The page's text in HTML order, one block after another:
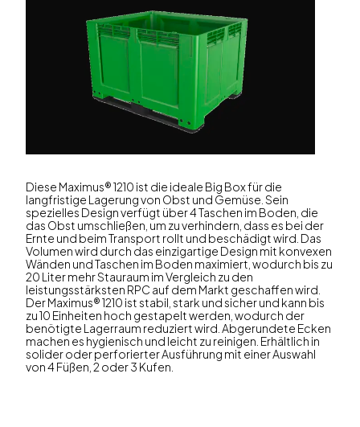
Diese Maximus® 1210 ist die ideale Big Box für die
langfristige Lagerung von Obst und Gemüse. Sein
spezielles Design verfügt über 4 Taschen im Boden, die
das Obst umschließen, um zu verhindern, dass es bei der
Ernte und beim Transport rollt und beschädigt wird. Das
Volumen wird durch das einzigartige Design mit konvexen
Wänden und Taschen im Boden maximiert, wodurch bis zu
20 Liter mehr Stauraum im Vergleich zu den
leistungsstärksten RPC auf dem Markt geschaffen wird.
Der Maximus® 1210 ist stabil, stark und sicher und kann bis
zu 10 Einheiten hoch gestapelt werden, wodurch der
benötigte Lagerraum reduziert wird. Abgerundete Ecken
machen es hygienisch und leicht zu reinigen. Erhältlich in
solider oder perforierter Ausführung mit einer Auswahl
von 4 Füßen, 2 oder 3 Kufen.